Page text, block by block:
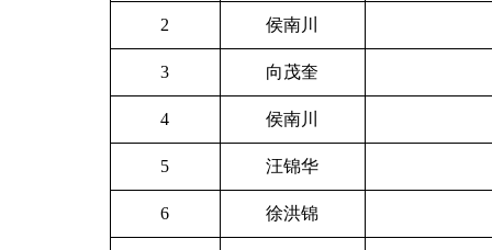
2 侯南川
3 向茂奎
4 侯南川
5 汪锦华
6 徐洪锦